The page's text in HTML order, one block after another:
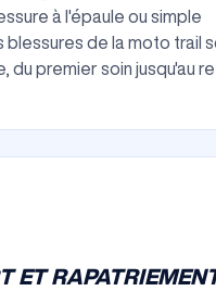
à l'épaule ou simple
blessures de la moto trail
du premier soin jusqu'au
ET